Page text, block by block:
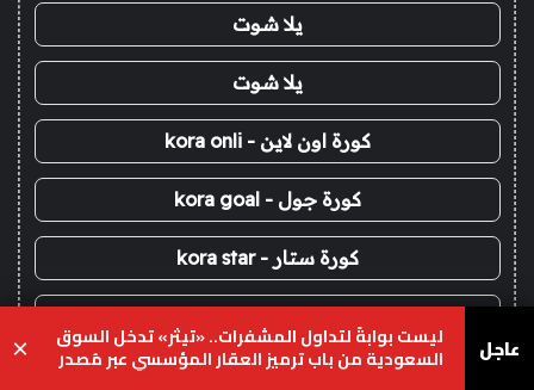
يلا شوت
يلا شوت
كورة اون لاين - kora onli
كورة جول - kora goal
كورة ستار - kora star
يلا لايف - yalla live
عاجل ليست بوابةً لتداول المشفرات.. «تيثر» تدخل السوق
السعودية من باب ترميز العقار المؤسسي عبر مُصدر ×